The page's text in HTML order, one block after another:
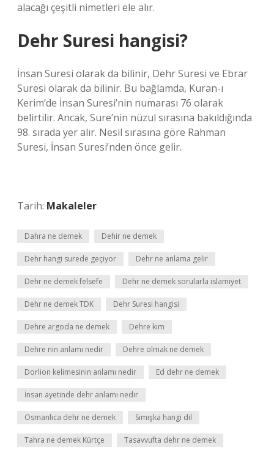
alacağı çeşitli nimetleri ele alır.
Dehr Suresi hangisi?
İnsan Suresi olarak da bilinir, Dehr Suresi ve Ebrar
Suresi olarak da bilinir. Bu bağlamda, Kuran-ı
Kerim’de İnsan Suresi’nin numarası 76 olarak
belirtilir. Ancak, Sure’nin nüzul sırasına bakıldığında
98. sırada yer alır. Nesil sırasına göre Rahman
Suresi, İnsan Suresi’nden önce gelir.
Tarih: Makaleler
Dahra ne demek Dehir ne demek
Dehr hangi surede geçiyor Dehr ne anlama gelir
Dehr ne demek felsefe Dehr ne demek sorularla islamiyet
Dehr ne demek TDK Dehr Suresi hangisi
Dehre argoda ne demek Dehre kim
Dehre nin anlamı nedir Dehre olmak ne demek
Dorlion kelimesinin anlamı nedir Ed dehr ne demek
İnsan ayetinde dehr anlamı nedir
Osmanlıca dehr ne demek Sımışka hangi dil
Tahra ne demek Kürtçe Tasavvufta dehr ne demek